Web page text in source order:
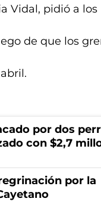
Vidal, pidió a los
de que los
por dos
con $2,7
por la